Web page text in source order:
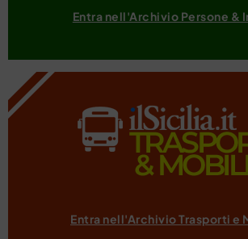
Entra nell'Archivio Persone &
Entra nell'Archivio Trasporti e